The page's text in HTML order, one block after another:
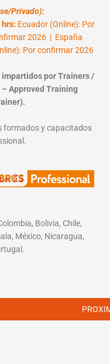
Privado):
Ecuador (Online): Por
2026 | España
Por confirmar 2026
impartidos por Trainers /
– Approved Training
formados y capacitados
Bolivia, Chile,
México, Nicaragua,